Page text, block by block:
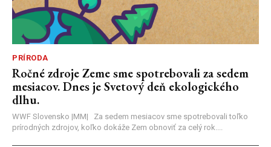
PRÍRODA
Ročné zdroje Zeme sme spotrebovali za sedem
mesiacov. Dnes je Svetový deň ekologického
dlhu.
WWF Slovensko |MM| Za sedem mesiacov sme spotrebovali toľko
prírodných zdrojov, koľko dokáže Zem obnoviť za celý rok....